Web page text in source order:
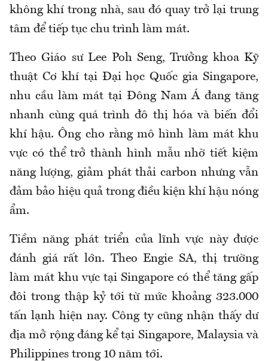
không khí trong nhà, sau đó quay trở lại trung
tâm để tiếp tục chu trình làm mát.
Theo Giáo sư Lee Poh Seng, Trưởng khoa Kỹ
thuật Cơ khí tại Đại học Quốc gia Singapore,
nhu cầu làm mát tại Đông Nam Á đang tăng
nhanh cùng quá trình đô thị hóa và biến đổi
khí hậu. Ông cho rằng mô hình làm mát khu
vực có thể trở thành hình mẫu nhờ tiết kiệm
năng lượng, giảm phát thải carbon nhưng vẫn
đảm bảo hiệu quả trong điều kiện khí hậu nóng
ẩm.
Tiềm năng phát triển của lĩnh vực này được
đánh giá rất lớn. Theo Engie SA, thị trường
làm mát khu vực tại Singapore có thể tăng gấp
đôi trong thập kỷ tới từ mức khoảng 323.000
tấn lạnh hiện nay. Công ty cũng nhận thấy dư
địa mở rộng đáng kể tại Singapore, Malaysia và
Philippines trong 10 năm tới.